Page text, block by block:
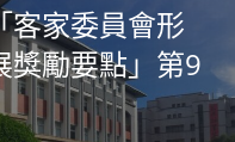
客家委員會形
獎勵要點」第9